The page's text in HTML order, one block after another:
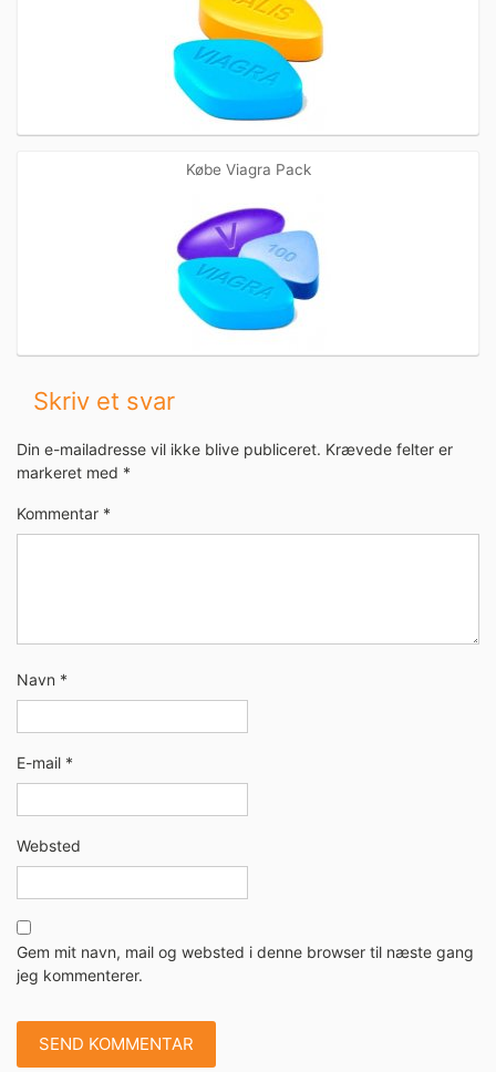
Købe Viagra Pack
Skriv et svar
Din e-mailadresse vil ikke blive publiceret. Krævede felter er
markeret med *
Kommentar *
Navn *
E-mail *
Websted
Gem mit navn, mail og websted i denne browser til næste gang
jeg kommenterer.